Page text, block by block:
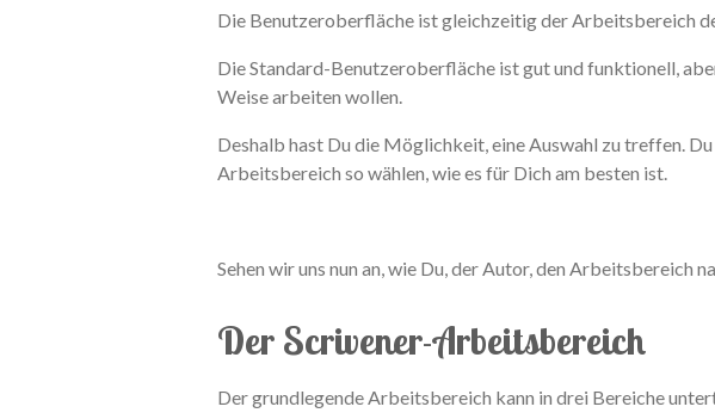
Die Benutzeroberfläche ist gleichzeitig der Arbeitsbereich
Die Standard-Benutzeroberfläche ist gut und funktionell,
Weise arbeiten wollen.
Deshalb hast Du die Möglichkeit, eine Auswahl zu treffen.
Arbeitsbereich so wählen, wie es für Dich am besten ist.
Sehen wir uns nun an, wie Du, der Autor, den Arbeitsbereich
Der Scrivener-Arbeitsbereich
Der grundlegende Arbeitsbereich kann in drei Bereiche